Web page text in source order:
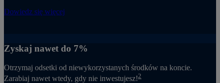
Dowiedz się więcej
Zyskaj nawet do 7%
Otrzymaj odsetki od niewykorzystanych środków na koncie.
Zarabiaj nawet wtedy, gdy nie inwestujesz!2